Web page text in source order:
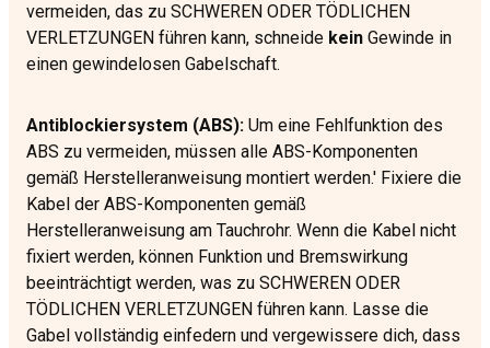
vermeiden, das zu SCHWEREN ODER TÖDLICHEN
VERLETZUNGEN führen kann, schneide kein Gewinde in
einen gewindelosen Gabelschaft.
Antiblockiersystem (ABS): Um eine Fehlfunktion des
ABS zu vermeiden, müssen alle ABS-Komponenten
gemäß Herstelleranweisung montiert werden.' Fixiere die
Kabel der ABS-Komponenten gemäß
Herstelleranweisung am Tauchrohr. Wenn die Kabel nicht
fixiert werden, können Funktion und Bremswirkung
beeinträchtigt werden, was zu SCHWEREN ODER
TÖDLICHEN VERLETZUNGEN führen kann. Lasse die
Gabel vollständig einfedern und vergewissere dich, dass